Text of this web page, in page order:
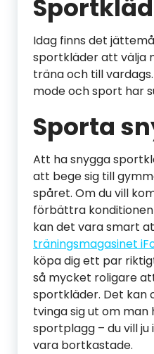
Idag finns det
sportkläder att välja
träna och till
mode och sport har
Sporta
Att ha snygga
att bege sig till
spåret. Om du vill
förbättra
kan det vara smart
träningsmagasinet
köpa dig ett par
så mycket roligare
sportkläder. Det kan
tvinga sig ut om
sportplagg – du vill
vara bortkastade.